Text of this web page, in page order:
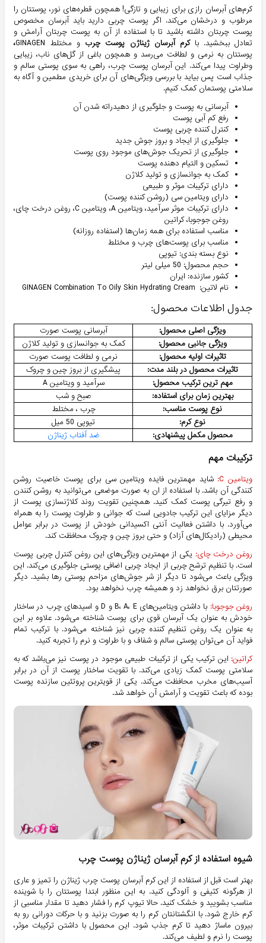
کرم‌های آبرسان رازی برای زیبایی و تازگی! همچون قطره‌های نور، پوستتان را
مرطوب و درخشان می‌کند. اگر پوست چربی دارید باید آبرسان مخصوص
پوست چربتان داشته باشید تا با استفاده از آن به پوست چربتان آرامش و
تعادل ببخشید. باکرم آبرسان ژیناژن پوست چرب و مختلط GINAGEN
،
پوستتان به نرمی و لطافت می‌رسد و همچون باغی از گل‌های ناب، زیبایی
وطراوت پیدا می‌کند. این آبرسان پوست چرب، راهی به سوی پوستی سالم و
جذاب است پس بیاید با بررسی ویژگی‌های آن برای خریدی مطمين و آگاه به
سلامتی پوستمان کمک کنیم.
آبرسانی به پوست و جلوگیری از دهیدراته شدن آن
رفع کم آبی پوست
کنترل کننده چربی پوست
جلوگیری از ایجاد و بروز جوش جدید
جلوگیری از تحریک جوش‌های موجود روی پوست
تسکین و التیام دهنده پوست
کمک به جوانسازی و تولید کلاژن
دارای ترکیبات موثر و طبیعی
دارای ویتامین سی (روشن کننده پوست)
دارای ترکیبات موثر سرآمید، ویتامین A، ویتامین C، روغن درخت چای،
روغن جوجوبا، کراتین
مناسب استفاده برای همه زمان‌ها (استفاده روزانه)
مناسب برای پوست‌های چرب و مختلط
نوع بسته بندی:‌ تیوپی
حجم محصول: 50 میلی لیتر
کشور سازنده: ایران
نام لاتین: GINAGEN Combination To Oily Skin Hydrating Cream
جدول اطلاعات محصول:
ویژگی اصلی محصول:
آبرسانی پوست صورت
ویژگی جانبی محصول:
کمک به جوانسازی و تولید کلاژن
تاثیرات اولیه محصول:
نرمی و لطافت پوست صورت
تاثیرات محصول در بلند مدت:
پیشگیری از بروز چین و چروک
مهم ترین ترکیب محصول:
سرآمید و ویتامین A
بهترین زمان برای استفاده:
صبح و شب
نوع پوست مناسب:
چرب ، مختلط
نوع کرم:
تیوپی 50 میل
محصول مکمل پیشنهادی:
ضد آفتاب ژیناژن
ترکیبات مهم
ویتامین C:
شاید مهمترین فایده ویتامین سی برای پوست خاصیت روشن
کنندگی آن باشد. با استفاده از ان به صورت موضعی می‌توانید به روشن کنندن
و رفع تیرگی پوست کمک کنید. همچنین تقویت روند کلاژنسازی پوست از
دیگر مزایای این ترکیب جادویی است که جوانی و طراوت پوست را به همراه
می‌آورد. با داشتن فعالیت آنتی اکسیدانی خودش از پوست در برابر عوامل
محیطی (رادیکال‌های آزاد) و حتی بروز چین و چروک محافظت کند.
روغن درخت چای: یکی از مهمترین ویژگی‌های این روغن کنترل چربی پوست
است. با تنظیم ترشح چربی از ایجاد چربی اضافی پوستی جلوگیری می‌کند. این
ویژگی باعث می‌شود تا دیگر از شر جوش‌های مزاحم پوستی رها بشید. دیگر
صورتتان برق نخواهد زد و همیشه چرب نخواهد بود.
روغن جوجوبا:
با داشتن ویتامین‌های B، A، E و D و اسیدهای چرب در ساختار
خودش به عنوان یک آبرسان قوی برای پوست شناخته می‌شود. علاوه بر این
به عنوان یک روغن تنظیم کننده چربی نیز شناخته می‌شود. با ترکیب تمام
فواید آن می‌توان پوستی سالم و شفاف و با طراوت و نرم را تجربه کنید.
کراتین: این ترکیب یکی از ترکیبات طبیعی موجود در پوست نیز می‌باشد که به
سلامتی پوست کمک زیادی می‌کند. با تقویت ساختار پوست از آن در برابر
آسیب‌های مخرب محافظت می‌کند. یکی از قویترین پروتئین سازنده پوست
بوده که باعث تقویت و آرامش آن خواهد شد.
شیوه استفاده از کرم آبرسان ژیناژن پوست چرب
بهتر است قبل از استفاده از این کرم آبرسان پوست چرب ژیناژن را تمیز و عاری
از هرگونه کثیفی و آلودگی کنید. به این منظور ابتدا پوستتان را با شوینده
مناسب بشویید و خشک کنید. حالا تیوپ کرم را فشار دهید تا مقدار مناسبی از
کرم خارج شود. با انگشتانتان کرم را به صورت بزنید و با حرکات دورانی رو به
بیرون ماساژ دهید تا کرم جذب شود. این محصول با داشتن ترکیبات موثر،
پوست را نرم و لطیف می‌کند.